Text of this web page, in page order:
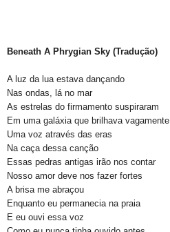
Beneath A Phrygian Sky (Tradução)
A luz da lua estava dançando
Nas ondas, lá no mar
As estrelas do firmamento suspiraram
Em uma galáxia que brilhava vagamente
Uma voz através das eras
Na caça dessa canção
Essas pedras antigas irão nos contar
Nosso amor deve nos fazer fortes
A brisa me abraçou
Enquanto eu permanecia na praia
E eu ouvi essa voz